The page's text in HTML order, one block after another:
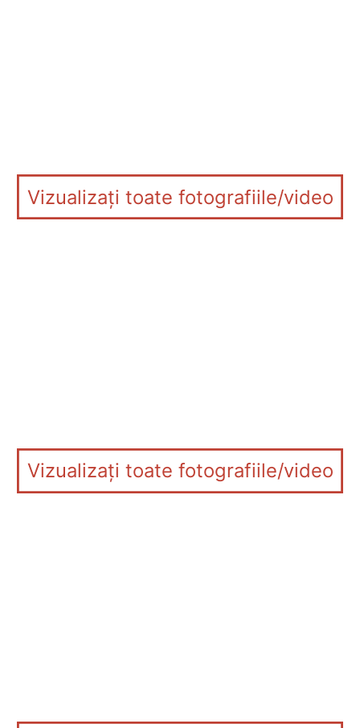
Vizualizați toate fotografiile/video
Vizualizați toate fotografiile/video